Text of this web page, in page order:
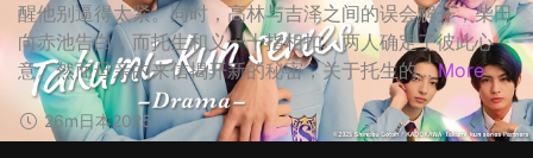
醒他别逼得太紧。同时，高林与吉泽之间的误会解开，柴田
向赤池告白，而托生和义一十指相扣，两人确定了彼此心
意。然而母亲的来信揭开新的秘密，关于托生的... More
26m日本2025